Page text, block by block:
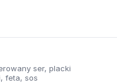
ser, placki
feta, sos